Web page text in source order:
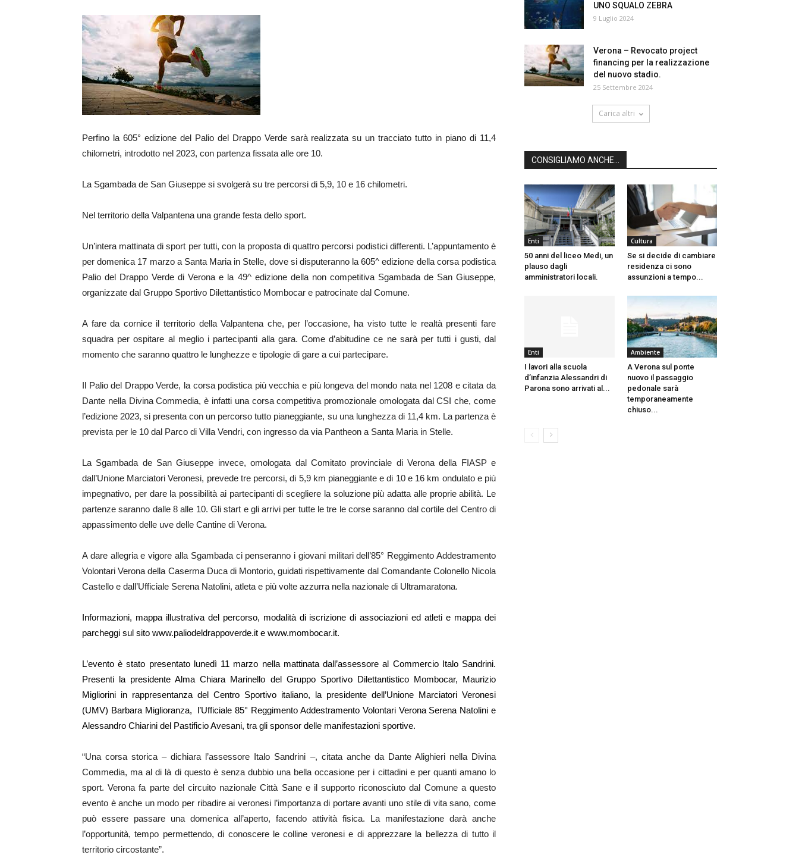
Perfino la 605° edizione del Palio del Drappo Verde sarà realizzata su un tracciato tutto in piano di 11,4
chilometri, introdotto nel 2023, con partenza fissata alle ore 10.
La Sgambada de San Giuseppe si svolgerà su tre percorsi di 5,9, 10 e 16 chilometri.
Nel territorio della Valpantena una grande festa dello sport.
Un’intera mattinata di sport per tutti, con la proposta di quattro percorsi podistici differenti. L’appuntamento è
per domenica 17 marzo a Santa Maria in Stelle, dove si disputeranno la 605^ edizione della corsa podistica
Palio del Drappo Verde di Verona e la 49^ edizione della non competitiva Sgambada de San Giuseppe,
organizzate dal Gruppo Sportivo Dilettantistico Mombocar e patrocinate dal Comune.
A fare da cornice il territorio della Valpantena che, per l’occasione, ha visto tutte le realtà presenti fare
squadra per ospitare al meglio i partecipanti alla gara. Come d’abitudine ce ne sarà per tutti i gusti, dal
momento che saranno quattro le lunghezze e tipologie di gare a cui partecipare.
Il Palio del Drappo Verde, la corsa podistica più vecchia e più longeva del mondo nata nel 1208 e citata da
Dante nella Divina Commedia, è infatti una corsa competitiva promozionale omologata dal CSI che, come
l’edizione 2023, si presenta con un percorso tutto pianeggiante, su una lunghezza di 11,4 km. La partenza è
prevista per le 10 dal Parco di Villa Vendri, con ingresso da via Pantheon a Santa Maria in Stelle.
La Sgambada de San Giuseppe invece, omologata dal Comitato provinciale di Verona della FIASP e
dall’Unione Marciatori Veronesi, prevede tre percorsi, di 5,9 km pianeggiante e di 10 e 16 km ondulato e più
impegnativo, per dare la possibilità ai partecipanti di scegliere la soluzione più adatta alle proprie abilità. Le
partenze saranno dalle 8 alle 10. Gli start e gli arrivi per tutte le tre le corse saranno dal cortile del Centro di
appassimento delle uve delle Cantine di Verona.
A dare allegria e vigore alla Sgambada ci penseranno i giovani militari dell’85° Reggimento Addestramento
Volontari Verona della Caserma Duca di Montorio, guidati rispettivamente dal Comandante Colonello Nicola
Castello e dall’Ufficiale Serena Natolini, atleta e più volte azzurra nella nazionale di Ultramaratona.
Informazioni, mappa illustrativa del percorso, modalità di iscrizione di associazioni ed atleti e mappa dei
parcheggi sul sito www.paliodeldrappoverde.it e www.mombocar.it.
L’evento è stato presentato lunedì 11 marzo nella mattinata dall’assessore al Commercio Italo Sandrini.
Presenti la presidente Alma Chiara Marinello del Gruppo Sportivo Dilettantistico Mombocar, Maurizio
Migliorini in rappresentanza del Centro Sportivo italiano, la presidente dell’Unione Marciatori Veronesi
(UMV) Barbara Miglioranza, l’Ufficiale 85° Reggimento Addestramento Volontari Verona Serena Natolini e
Alessandro Chiarini del Pastificio Avesani, tra gli sponsor delle manifestazioni sportive.
“Una corsa storica – dichiara l’assessore Italo Sandrini –, citata anche da Dante Alighieri nella Divina
Commedia, ma al di là di questo è senza dubbio una bella occasione per i cittadini e per quanti amano lo
sport. Verona fa parte del circuito nazionale Città Sane e il supporto riconosciuto dal Comune a questo
evento è anche un modo per ribadire ai veronesi l’importanza di portare avanti uno stile di vita sano, come
può essere passare una domenica all’aperto, facendo attività fisica. La manifestazione darà anche
l’opportunità, tempo permettendo, di conoscere le colline veronesi e di apprezzare la bellezza di tutto il
territorio circostante”.
UNO SQUALO ZEBRA
9 Luglio 2024
Verona – Revocato project
financing per la realizzazione
del nuovo stadio.
25 Settembre 2024
Carica altri
CONSIGLIAMO ANCHE...
Enti
50 anni del liceo Medi, un
plauso dagli
amministratori locali.
Cultura
Se si decide di cambiare
residenza ci sono
assunzioni a tempo...
Enti
I lavori alla scuola
d’infanzia Alessandri di
Parona sono arrivati al...
Ambiente
A Verona sul ponte
nuovo il passaggio
pedonale sarà
temporaneamente
chiuso...